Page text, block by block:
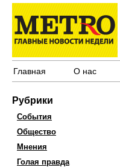
Главная О нас
Рубрики
События
Общество
Мнения
Голая правда